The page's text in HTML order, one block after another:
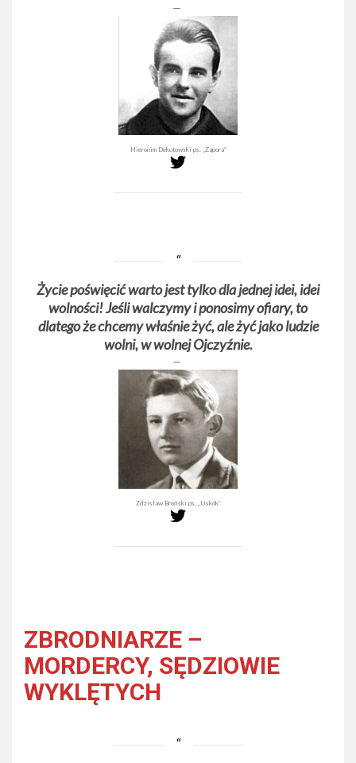
Hieronim Dekutowski ps. „Zapora”
Życie poświęcić warto jest tylko dla jednej idei, idei
wolności! Jeśli walczymy i ponosimy ofiary, to
dlatego że chcemy właśnie żyć, ale żyć jako ludzie
wolni, w wolnej Ojczyźnie.
Zdzisław Broński ps. „Uskok”
ZBRODNIARZE –
MORDERCY, SĘDZIOWIE
WYKLĘTYCH